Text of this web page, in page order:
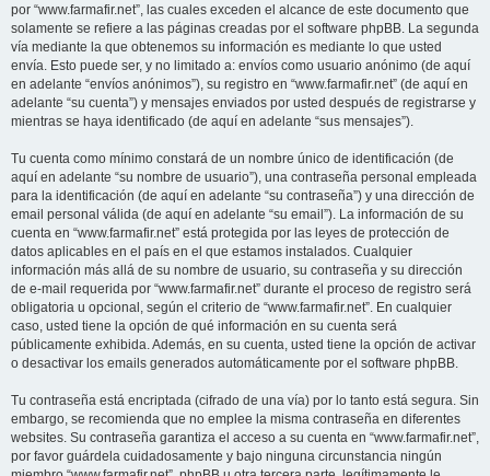
por “www.farmafir.net”, las cuales exceden el alcance de este documento que
solamente se refiere a las páginas creadas por el software phpBB. La segunda
vía mediante la que obtenemos su información es mediante lo que usted
envía. Esto puede ser, y no limitado a: envíos como usuario anónimo (de aquí
en adelante “envíos anónimos”), su registro en “www.farmafir.net” (de aquí en
adelante “su cuenta”) y mensajes enviados por usted después de registrarse y
mientras se haya identificado (de aquí en adelante “sus mensajes”).
Tu cuenta como mínimo constará de un nombre único de identificación (de
aquí en adelante “su nombre de usuario”), una contraseña personal empleada
para la identificación (de aquí en adelante “su contraseña”) y una dirección de
email personal válida (de aquí en adelante “su email”). La información de su
cuenta en “www.farmafir.net” está protegida por las leyes de protección de
datos aplicables en el país en el que estamos instalados. Cualquier
información más allá de su nombre de usuario, su contraseña y su dirección
de e-mail requerida por “www.farmafir.net” durante el proceso de registro será
obligatoria u opcional, según el criterio de “www.farmafir.net”. En cualquier
caso, usted tiene la opción de qué información en su cuenta será
públicamente exhibida. Además, en su cuenta, usted tiene la opción de activar
o desactivar los emails generados automáticamente por el software phpBB.
Tu contraseña está encriptada (cifrado de una vía) por lo tanto está segura. Sin
embargo, se recomienda que no emplee la misma contraseña en diferentes
websites. Su contraseña garantiza el acceso a su cuenta en “www.farmafir.net”,
por favor guárdela cuidadosamente y bajo ninguna circunstancia ningún